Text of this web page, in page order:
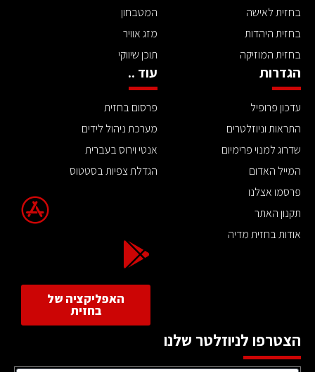
בחזית לאישה
בחזית היהדות
בחזית המוזיקה
המטבחון
מזג אוויר
תוכן שיווקי
הגדרות
עדכון פרופיל
התראות וניוזלטרים
שדרוג למנוי פרימיום
המייל האדום
פרסמו אצלנו
תקנון האתר
אודות בחזית מדיה
עוד ..
פרסום בחזית
מערכת ניהול לידים
אנטי וירוס בעברית
הגדלת צפיות בסטטוס
האפליקציה של
בחזית
הצטרפו לניוזלטר שלנו